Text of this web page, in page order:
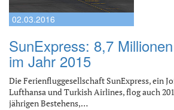
02.03.2016
SunExpress: 8,7
im Jahr 2015
Die Ferienfluggesellschaft SunExpress, ein
Lufthansa und Turkish Airlines, flog auch
jährigen Bestehens,…